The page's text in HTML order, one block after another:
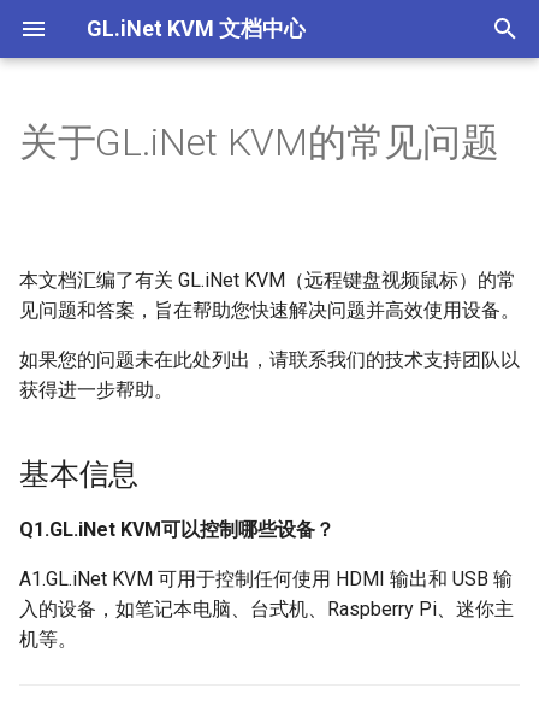
GL.iNet KVM 文档中心
p
t
r
e
a
Comet (GL-RM1) V1/V2 产品概述
控制页面介绍
产品概述
控制页面介绍
Comet Pro (GL-RM10)
产品概述
控制页面介绍
产品概述
控制页面介绍
GL-ATX板
手指机器人
基本信息
常见问题
GL.iNet KVM可以控制哪些设
如何访问连接到GL.iNet KVM
的受控设备？
GLKVM应用程序是否支持
ChromeOS/Linux？
Comet（GL-RM1）可以连接
到无线网络吗？
如何通过浏览器本地访问受控
设备
控设备
受控设备
通过浏览器在本地访问 KVM
时出现隐私错误
为什么连接了电源线，设备没
时出现隐私错误
如果在 GLKVM 应用程序中找
问时连接失败
么办？
应用程序失败：“代码执行无
法继续”
如何为GL.iNet KVM设置EDID
使用 GLKVM 访问受控设备时
BIOS界面未显示在GLKVM中
为什么即使连接了所有的线，
光标覆盖问题？
如果我听不到来自受控设备的
设置EDID
使用 U-Boot 为 KVM 设备救
砖
设置Hostname
设备间共享文件
远程安装操作系统
关于GL.iNet KVM的常见问题
本文档汇编了有关 GL.iNet KVM（远程键盘视频鼠标）的常
见问题和答案，旨在帮助您快速解决问题并高效使用设备。
如果您的问题未在此处列出，请联系我们的技术支持团队以
获得进一步帮助。
基本信息
Q1.GL.iNet KVM可以控制哪些设备？
A1.GL.iNet KVM 可用于控制任何使用 HDMI 输出和 USB 输
入的设备，如笔记本电脑、台式机、Raspberry Pi、迷你主
机等。